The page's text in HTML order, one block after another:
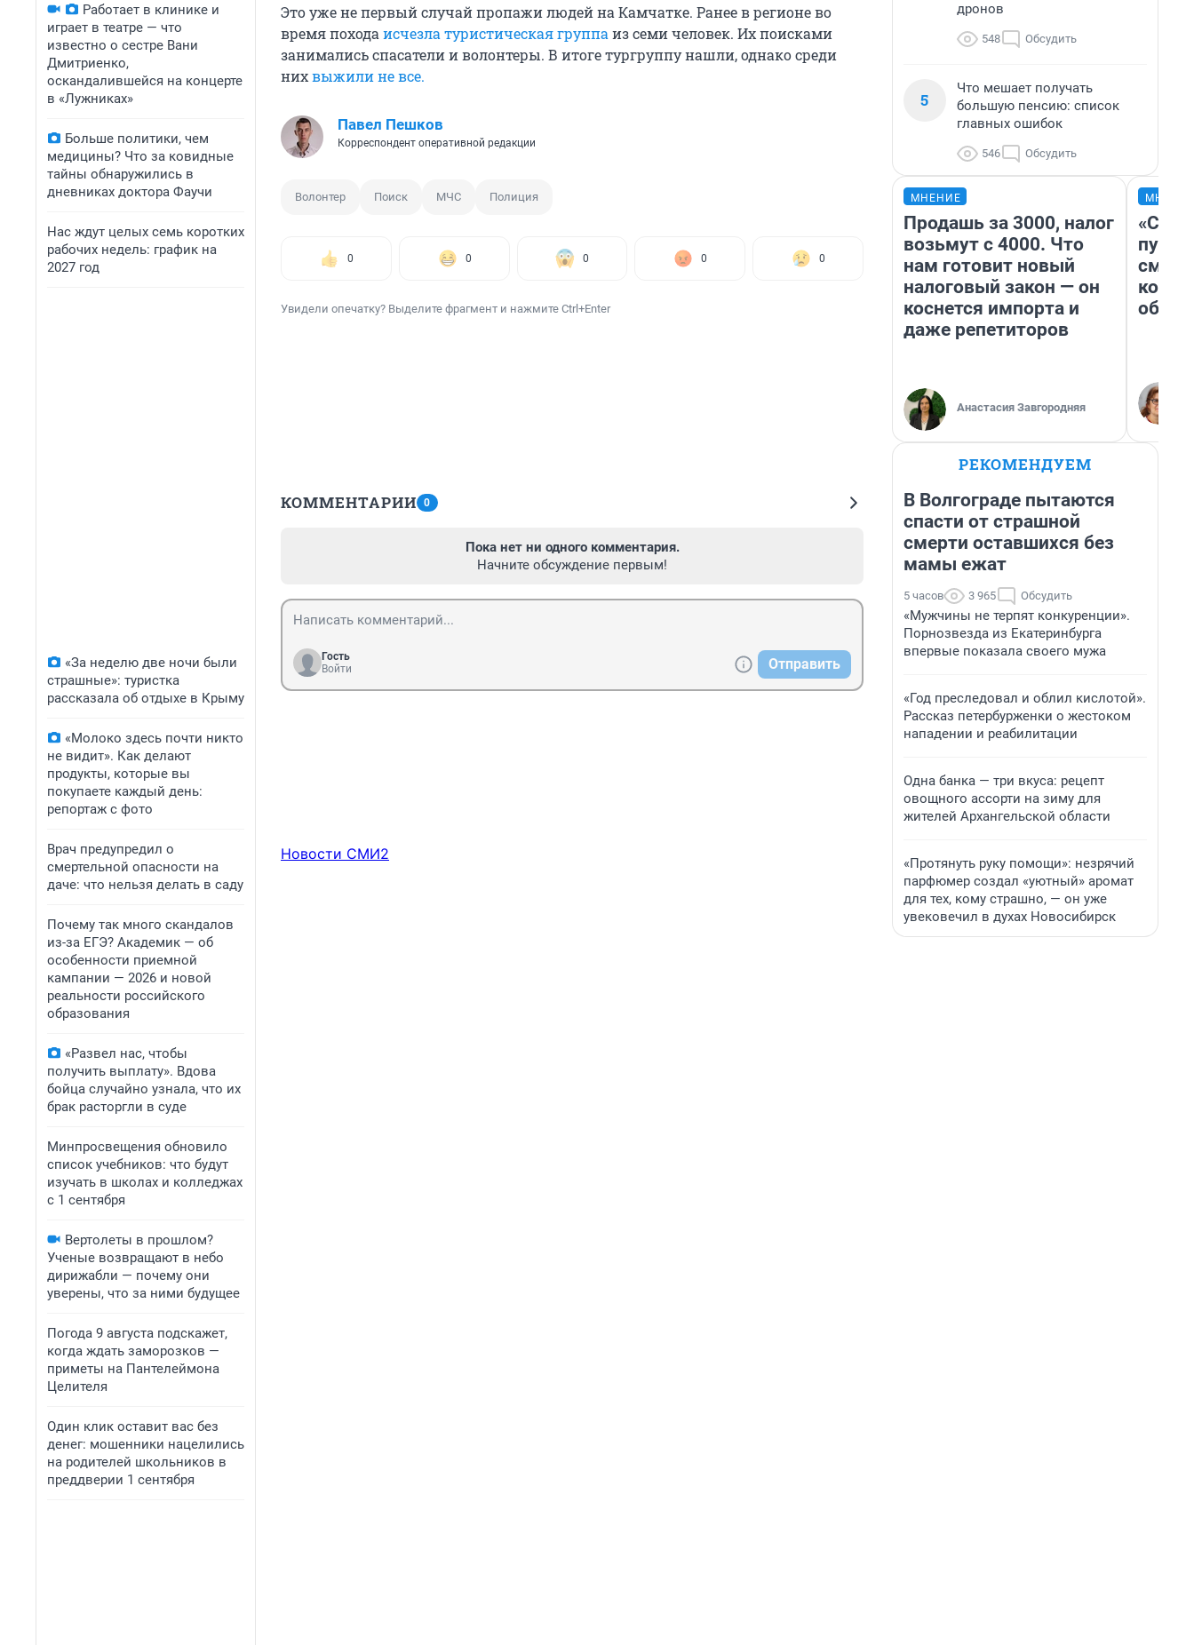
Работает в клинике и
играет в театре — что
известно о сестре Вани
Дмитриенко,
оскандалившейся на концерте
в «Лужниках»
Больше политики, чем
медицины? Что за ковидные
тайны обнаружились в
дневниках доктора Фаучи
Нас ждут целых семь коротких
рабочих недель: график на
2027 год
«За неделю две ночи были
страшные»: туристка
рассказала об отдыхе в Крыму
«Молоко здесь почти никто
не видит». Как делают
продукты, которые вы
покупаете каждый день:
репортаж с фото
Врач предупредил о
смертельной опасности на
даче: что нельзя делать в саду
Почему так много скандалов
из-за ЕГЭ? Академик — об
особенности приемной
кампании — 2026 и новой
реальности российского
образования
«Развел нас, чтобы
получить выплату». Вдова
бойца случайно узнала, что их
брак расторгли в суде
Минпросвещения обновило
список учебников: что будут
изучать в школах и колледжах
с 1 сентября
Вертолеты в прошлом?
Ученые возвращают в небо
дирижабли — почему они
уверены, что за ними будущее
Погода 9 августа подскажет,
когда ждать заморозков —
приметы на Пантелеймона
Целителя
Один клик оставит вас без
денег: мошенники нацелились
на родителей школьников в
преддверии 1 сентября
Это уже не первый случай пропажи людей на Камчатке. Ранее в регионе во
время похода исчезла туристическая группа из семи человек. Их поисками
занимались спасатели и волонтеры. В итоге тургруппу нашли, однако среди
нихвыжили не все.
Павел Пешков
Корреспондент оперативной редакции
Волонтер Поиск МЧС Полиция
0 0 0 0 0
Увидели опечатку? Выделите фрагмент и нажмите Ctrl+Enter
КОММЕНТАРИИ 0
Пока нет ни одного комментария.
Начните обсуждение первым!
Гость
Войти
Отправить
Новости СМИ2
дронов
548 Обсудить
5
Что мешает получать
большую пенсию: список
главных ошибок
546 Обсудить
МНЕНИЕ
Продашь за 3000, налог
возьмут с 4000. Что
нам готовит новый
налоговый закон — он
коснется импорта и
даже репетиторов
Анастасия Завгородняя
РЕКОМЕНДУЕМ
В Волгограде пытаются
спасти от страшной
смерти оставшихся без
мамы ежат
5 часов 3 965 Обсудить
«Мужчины не терпят конкуренции».
Порнозвезда из Екатеринбурга
впервые показала своего мужа
«Год преследовал и облил кислотой».
Рассказ петербурженки о жестоком
нападении и реабилитации
Одна банка — три вкуса: рецепт
овощного ассорти на зиму для
жителей Архангельской области
«Протянуть руку помощи»: незрячий
парфюмер создал «уютный» аромат
для тех, кому страшно, — он уже
увековечил в духах Новосибирск